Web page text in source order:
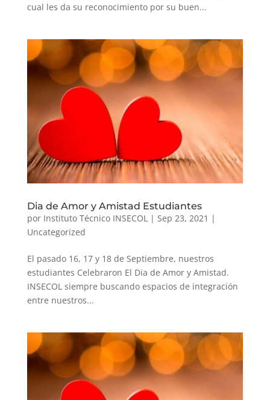
cual les da su reconocimiento por su buen...
Dia de Amor y Amistad Estudiantes
por Instituto Técnico INSECOL| Sep 23, 2021 |
Uncategorized
El pasado 16, 17 y 18 de Septiembre, nuestros
estudiantes Celebraron El Dia de Amor y Amistad.
INSECOL siempre buscando espacios de integración
entre nuestros...